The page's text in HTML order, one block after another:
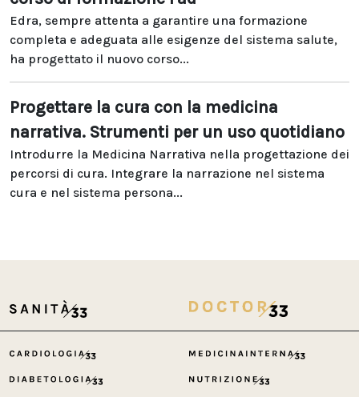
Edra, sempre attenta a garantire una formazione
completa e adeguata alle esigenze del sistema salute,
ha progettato il nuovo corso...
Progettare la cura con la medicina
narrativa. Strumenti per un uso quotidiano
Introdurre la Medicina Narrativa nella progettazione dei
percorsi di cura. Integrare la narrazione nel sistema
cura e nel sistema persona...